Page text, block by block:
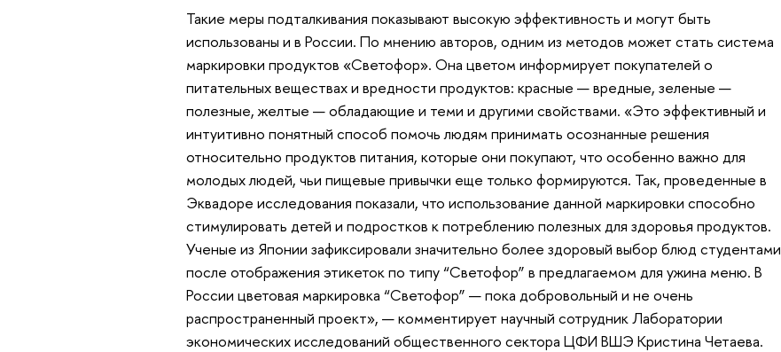
Такие меры подталкивания показывают высокую эффективность и могут быть
использованы и в России. По мнению авторов, одним из методов может стать система
маркировки продуктов «Светофор». Она цветом информирует покупателей о
питательных веществах и вредности продуктов: красные — вредные, зеленые —
полезные, желтые — обладающие и теми и другими свойствами. «Это эффективный и
интуитивно понятный способ помочь людям принимать осознанные решения
относительно продуктов питания, которые они покупают, что особенно важно для
молодых людей, чьи пищевые привычки еще только формируются. Так, проведенные в
Эквадоре исследования показали, что использование данной маркировки способно
стимулировать детей и подростков к потреблению полезных для здоровья продуктов.
Ученые из Японии зафиксировали значительно более здоровый выбор блюд студентами
после отображения этикеток по типу “Светофор” в предлагаемом для ужина меню. В
России цветовая маркировка “Светофор” — пока добровольный и не очень
распространенный проект», — комментирует научный сотрудник Лаборатории
экономических исследований общественного сектора ЦФИ ВШЭ Кристина Четаева.